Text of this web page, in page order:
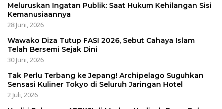
Meluruskan Ingatan Publik: Saat Hukum Kehilangan Sisi
Kemanusiaannya
28 Juni, 2026
Wawako Diza Tutup FASI 2026, Sebut Cahaya Islam
Telah Bersemi Sejak Dini
30 Juni, 2026
Tak Perlu Terbang ke Jepang! Archipelago Suguhkan
Sensasi Kuliner Tokyo di Seluruh Jaringan Hotel
2 Juli, 2026